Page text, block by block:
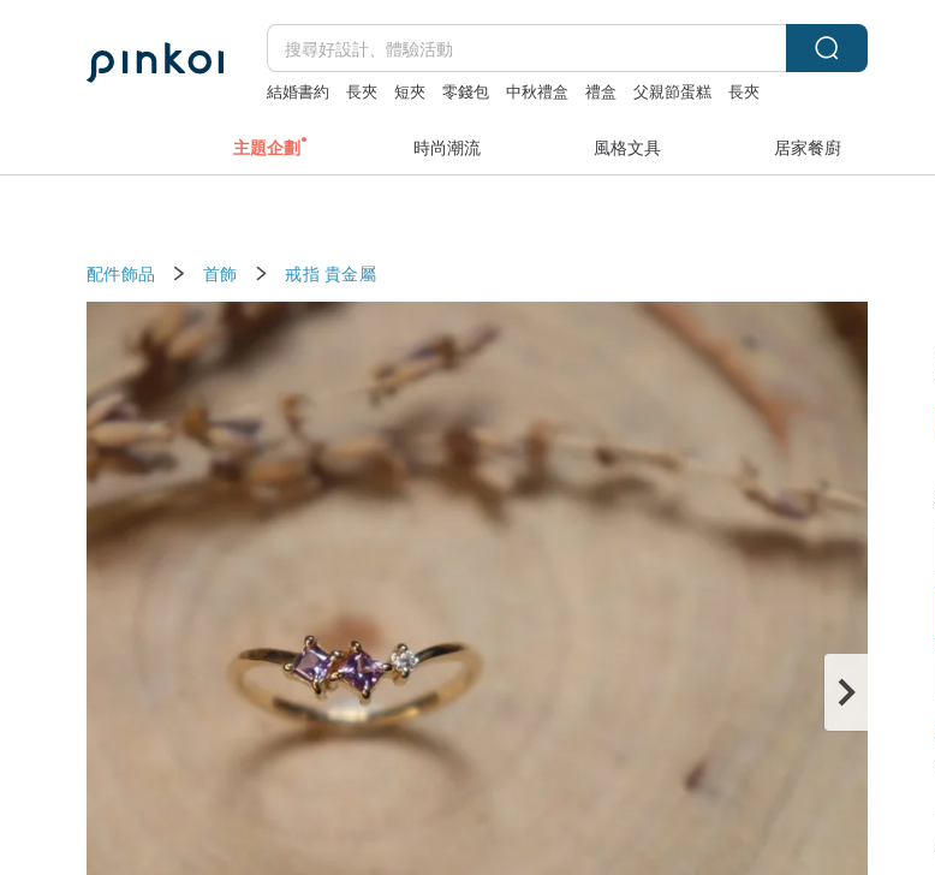
結婚書約 長夾 短夾 零錢包 中秋禮盒 禮盒 父親節蛋糕 長夾
主題企劃 時尚潮流 風格文具 居家餐廚
配件飾品 首飾 戒指 貴金屬